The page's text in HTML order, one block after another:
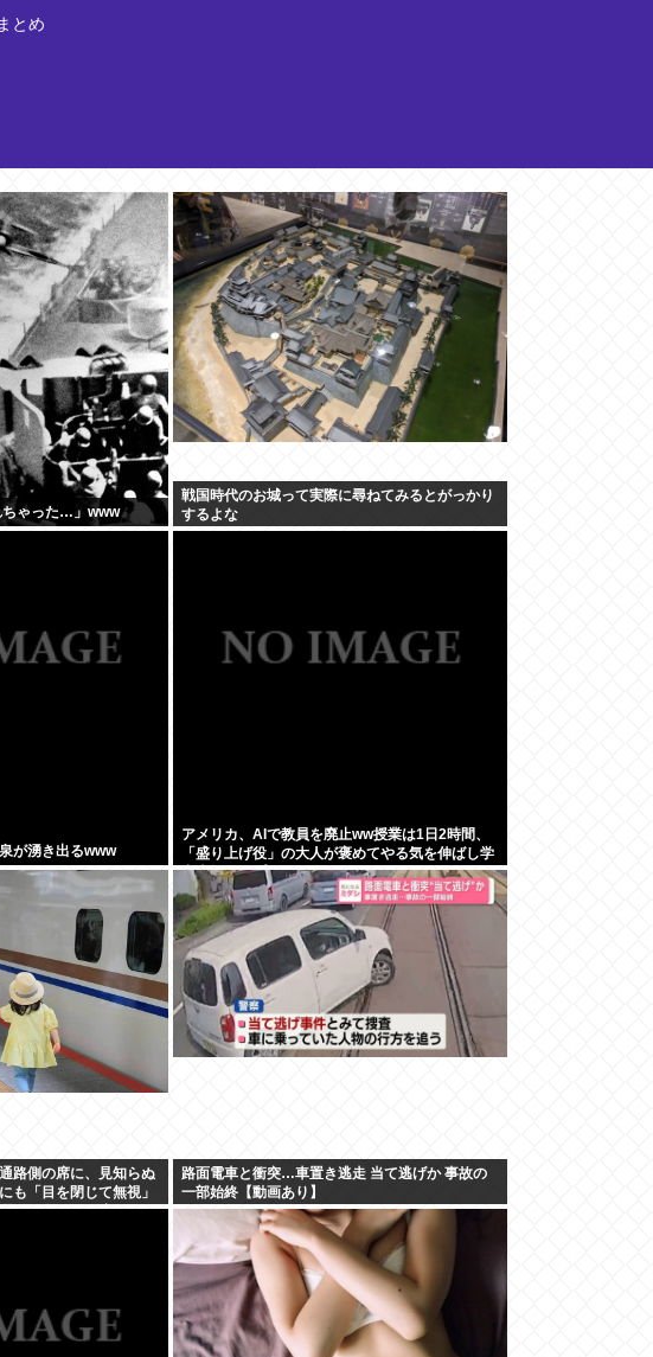
とめ
ちゃった…」www
戦国時代のお城って実際に尋ねてみるとがっかり
するよな
が湧き出るwww
アメリカ、AIで教員を廃止ww授業は1日2時間、
「盛り上げ役」の大人が褒めてやる気を伸ばし学
力大幅アップ
路側の席に、見知らぬ
も「目を閉じて無視」
やり奪われた席は、結
路面電車と衝突…車置き逃走 当て逃げか 事故の
一部始終【動画あり】